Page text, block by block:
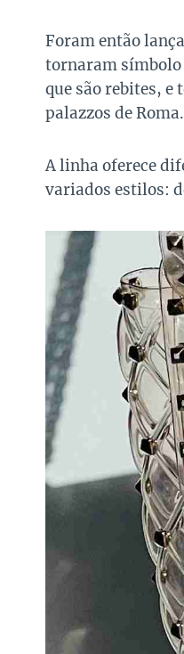
Foram então
tornaram símbolo
que são rebites, e
palazzos de Roma.
A linha oferece
variados estilos: